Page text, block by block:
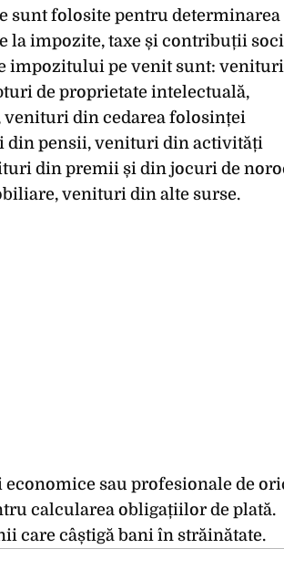
folosite pentru determinarea
la impozite, taxe și contribuții
impozitului pe venit sunt:
de proprietate intelectuală,
din cedarea folosinței
pensii, venituri din activități
din premii și din jocuri de
venituri din alte surse.
sau profesionale de
calcularea obligațiilor de plată.
care câștigă bani în străinătate.